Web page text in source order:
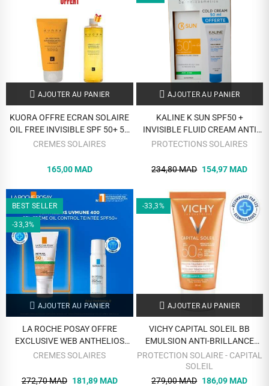
AJOUTER AU PANIER
KUORA OFFRE ECRAN SOLAIRE
OIL FREE INVISIBLE SPF 50+ 50
ML + 1 OMEGAS 3 6 9
CREMES SOLAIRES
165,00 MAD
AJOUTER AU PANIER
KALINE K SUN SPF50 +
INVISIBLE FLUID CREAM ANTI
SHINE + COLD CREAM 50 ML
PROTECTIONS SOLAIRES
234,80 MAD 154,97 MAD
BEST SELLER
-33,3%
AJOUTER AU PANIER
LA ROCHE POSAY OFFRE
EXCLUSIVE WEB ANTHELIOS
UVMUNE 400 GEL CREME OIL
THERMAL 50 ML OFFERTE
CREMES SOLAIRES
272,70 MAD 181,89 MAD
-33,3%
AJOUTER AU PANIER
VICHY CAPITAL SOLEIL BB
EMULSION ANTI-BRILLANCE
TEINTEE TOUCHER SEC 50 ML
PROTECTION SOLAIRE - CAPITAL
SOLEIL
279,00 MAD 186,09 MAD